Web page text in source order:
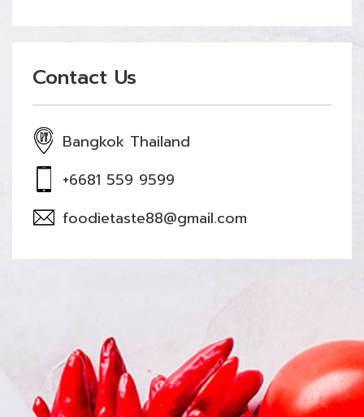
Contact Us
Bangkok Thailand
+6681 559 9599
foodietaste88@gmail.com